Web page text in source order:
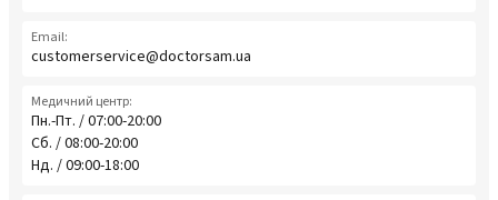
Email:
customerservice@doctorsam.ua
Медичний центр:
Пн.-Пт. / 07:00-20:00
Сб. / 08:00-20:00
Нд. / 09:00-18:00